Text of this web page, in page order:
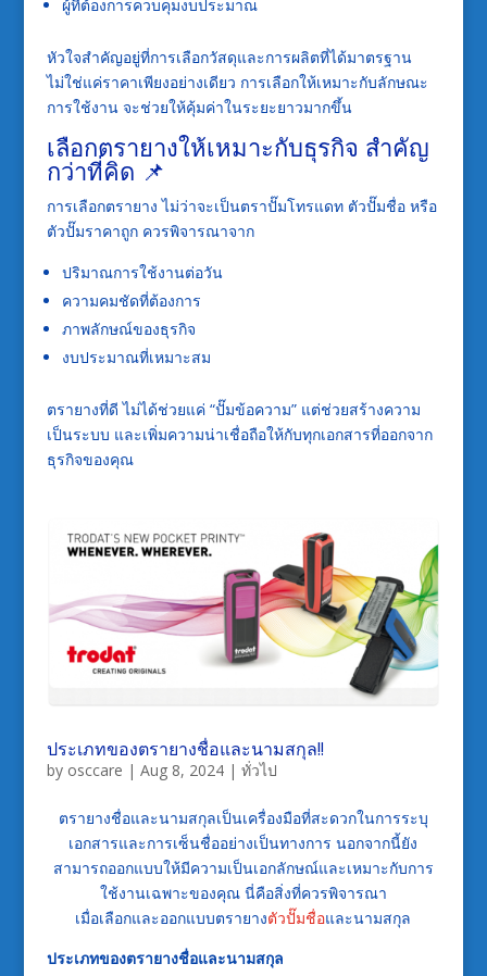
ผู้ที่ต้องการควบคุมงบประมาณ
หัวใจสำคัญอยู่ที่การเลือกวัสดุและการผลิตที่ได้มาตรฐาน
ไม่ใช่แค่ราคาเพียงอย่างเดียว การเลือกให้เหมาะกับลักษณะ
การใช้งาน จะช่วยให้คุ้มค่าในระยะยาวมากขึ้น
เลือกตรายางให้เหมาะกับธุรกิจ สำคัญ
กว่าที่คิด 📌
การเลือกตรายาง ไม่ว่าจะเป็นตราปั๊มโทรแดท ตัวปั๊มชื่อ หรือ
ตัวปั๊มราคาถูก ควรพิจารณาจาก
ปริมาณการใช้งานต่อวัน
ความคมชัดที่ต้องการ
ภาพลักษณ์ของธุรกิจ
งบประมาณที่เหมาะสม
ตรายางที่ดี ไม่ได้ช่วยแค่ “ปั๊มข้อความ” แต่ช่วยสร้างความ
เป็นระบบ และเพิ่มความน่าเชื่อถือให้กับทุกเอกสารที่ออกจาก
ธุรกิจของคุณ
ประเภทของตรายางชื่อและนามสกุล!!
by osccare | Aug 8, 2024| ทั่วไป
ตรายางชื่อและนามสกุลเป็นเครื่องมือที่สะดวกในการระบุ
เอกสารและการเซ็นชื่ออย่างเป็นทางการ นอกจากนี้ยัง
สามารถออกแบบให้มีความเป็นเอกลักษณ์และเหมาะกับการ
ใช้งานเฉพาะของคุณ นี่คือสิ่งที่ควรพิจารณา
เมื่อเลือกและออกแบบตรายางตัวปั๊มชื่อและนามสกุล
ประเภทของตรายางชื่อและนามสกุล